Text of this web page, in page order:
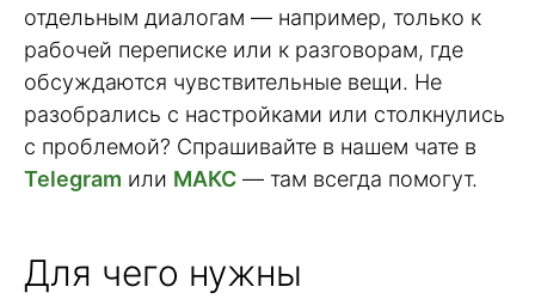
отдельным диалогам — например, только к
рабочей переписке или к разговорам, где
обсуждаются чувствительные вещи. Не
разобрались с настройками или столкнулись
с проблемой? Спрашивайте в нашем чате в
Telegram или МАКС — там всегда помогут.
Для чего нужны